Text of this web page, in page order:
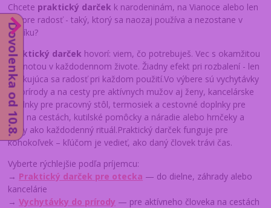
Chcete praktický darček k narodeninám, na Vianoce alebo len
tak pre radosť - taký, ktorý sa naozaj používa a nezostane v
šuplíku?
Praktický darček hovorí: viem, čo potrebuješ. Vec s okamžitou
hodnotou v každodennom živote. Žiadny efekt pri rozbalení - len
opakujúca sa radosť pri každom použití.Vo výbere sú vychytávky
do prírody a na cesty pre aktívnych mužov aj ženy, kancelárske
doplnky pre pracovný stôl, termosiek a cestovné doplnky pre
tých na cestách, kutilské pomôcky a náradie alebo hrnčeky a
šálky ako každodenný rituál.Praktický darček funguje pre
kohokoľvek – kľúčom je vedieť, ako daný človek trávi čas.
Vyberte rýchlejšie podľa príjemcu:
→ Praktický darček pre otecka — do dielne, záhrady alebo
kancelárie
→Vychytávky do prírody — pre aktívneho človeka na cestách
Dovolenka od 10.8.